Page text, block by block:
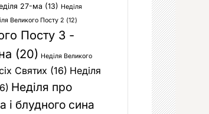
ц
і
я
з
а
п
27-ма (13) Неділя
Великого Посту 2 (12)
Посту 3 -
(20) Неділя Великого
Святих (16) Неділя
Неділя про
і блудного сина